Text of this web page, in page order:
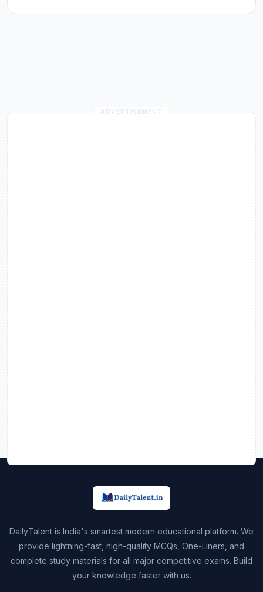
DailyTalent is India's smartest modern educational platform. We
provide lightning-fast, high-quality MCQs, One-Liners, and
complete study materials for all major competitive exams. Build
your knowledge faster with us.